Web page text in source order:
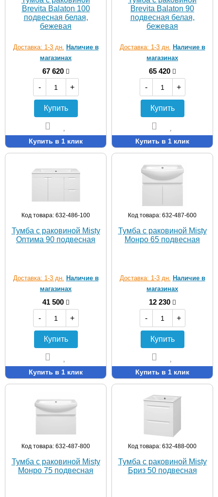
Brevita Balaton 100
подвесная белая,
бежевая
Доставка: 1-3 дн. Наличие в
магазинах
67 620
-
+
Купить
Купить в 1 клик
Brevita Balaton 90
подвесная белая,
бежевая
Доставка: 1-3 дн. Наличие в
магазинах
65 420
-
+
Купить
Купить в 1 клик
Код товара: 632-486-100
Тумба с раковиной Misty
Оптима 90 подвесная
Доставка: 1-3 дн. Наличие в
магазинах
41 500
-
+
Купить
Купить в 1 клик
Код товара: 632-487-600
Тумба с раковиной Misty
Moнро 65 подвесная
Доставка: 1-3 дн. Наличие в
магазинах
12 230
-
+
Купить
Купить в 1 клик
Код товара: 632-487-800
Тумба с раковиной Misty
Moнрo 75 подвесная
Код товара: 632-488-000
Тумба с раковиной Misty
Бриз 50 подвесная